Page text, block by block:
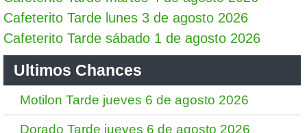
Cafeterito Tarde lunes 3 de agosto 2026
Cafeterito Tarde sábado 1 de agosto 2026
Ultimos Chances
Motilon Tarde jueves 6 de agosto 2026
Dorado Tarde jueves 6 de agosto 2026